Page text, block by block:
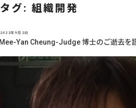
タグ:組織開発
投
日:
2022年9月2日
Yan Cheung-Judge 博士のご逝去を